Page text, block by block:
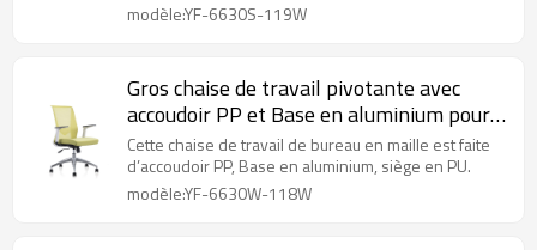
modèle:YF-6630S-119W
Gros chaise de travail pivotante avec
accoudoir PP et Base en aluminium pour
le bureau
Cette chaise de travail de bureau en maille est faite
d’accoudoir PP, Base en aluminium, siège en PU.
modèle:YF-6630W-118W